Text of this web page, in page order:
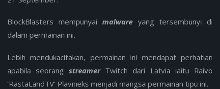
BlockBlasters mempunyaimalware yang tersembunyi di
dalam permainan ini.
Lebih mendukacitakan, permainan ini mendapat perhatian
apabila seorang streamerTwitch dari Latvia iaitu Raivo
‘RastaLandTV’ Plavnieks menjadi mangsa permainan tipu ini.